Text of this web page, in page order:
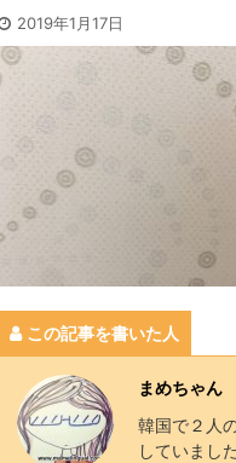
2019年1月17日
この記事を書いた人
まめちゃん
韓国で２人
していまし